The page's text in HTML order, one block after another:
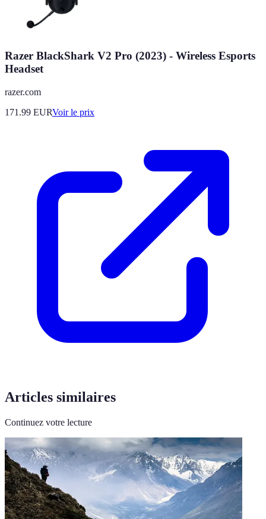
Razer BlackShark V2 Pro (2023) - Wireless Esports
Headset
razer.com
171.99 EURVoir le prix
Articles similaires
Continuez votre lecture